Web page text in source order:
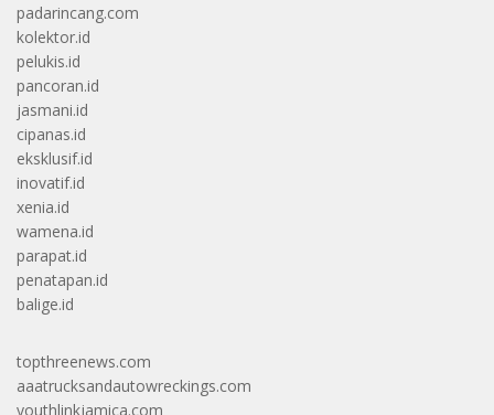
padarincang.com
kolektor.id
pelukis.id
pancoran.id
jasmani.id
cipanas.id
eksklusif.id
inovatif.id
xenia.id
wamena.id
parapat.id
penatapan.id
balige.id
topthreenews.com
aaatrucksandautowreckings.com
youthlinkjamica.com